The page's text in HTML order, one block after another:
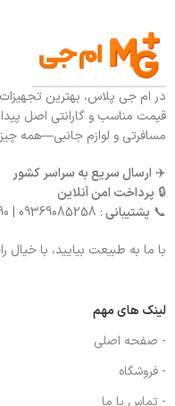
در ام جی پلاس، بهترین
قیمت مناسب و گارانتی اصل
مسافرتی و لوازم جانبی—همه
✈️ ارسال سریع به سراسر کشور
🔒 پرداخت امن آنلاین
📞 پشتیبانی: 09369085258 | 09393198490
با ما به طبیعت بیایید، با خیال
لینک های مهم
- صفحه اصلی
- فروشگاه
- تماس با ما